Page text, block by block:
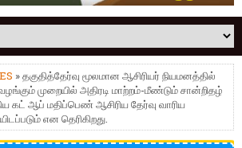
» தகுதித்தேர்வு மூலமான ஆசிரியர் நியமனத்தில்
முறையில் அதிரடி மாற்றம்-மீண்டும் சான்றிதழ்
கட் ஆப் மதிப்பெண் ஆசிரிய தேர்வு வாரிய
என தெரிகிறது.